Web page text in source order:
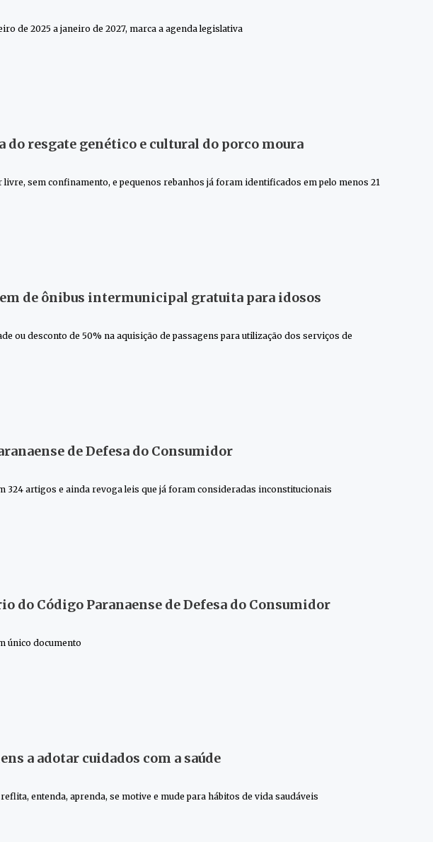
de 2025 a janeiro de 2027, marca a agenda legislativa
resgate genético e cultural do porco moura
sem confinamento, e pequenos rebanhos já foram identificados em pelo menos 21
de ônibus intermunicipal gratuita para idosos
ou desconto de 50% na aquisição de passagens para utilização dos serviços de
de Defesa do Consumidor
324 artigos e ainda revoga leis que já foram consideradas inconstitucionais
do Código Paranaense de Defesa do Consumidor
único documento
a adotar cuidados com a saúde
entenda, aprenda, se motive e mude para hábitos de vida saudáveis